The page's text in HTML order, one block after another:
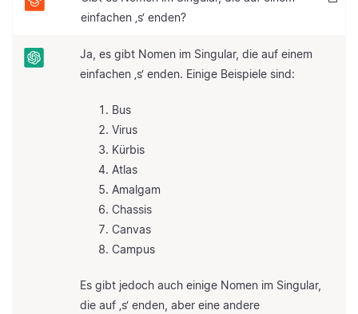
einfachen ‚s‘ enden?
Ja, es gibt Nomen im Singular, die auf einem
einfachen ‚s‘ enden. Einige Beispiele sind:
Bus
Virus
Kürbis
Atlas
Amalgam
Chassis
Canvas
Campus
Es gibt jedoch auch einige Nomen im Singular,
die auf ‚s‘ enden, aber eine andere